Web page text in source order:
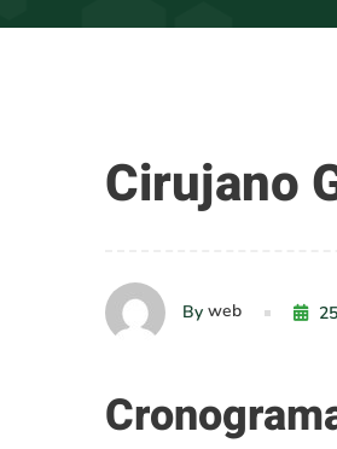
Cirujano
General
Oncólogo
Cirujano
By web